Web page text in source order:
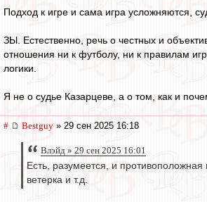
Подход к игре и сама игра усложняются,
ЗЫ. Естественно, речь о честных и
отношения ни к футболу, ни к правилам
логики.
Я не о судье Казарцеве, а о том, как и
# Bestguy » 29 сен 2025 16:18
Влэйд » 29 сен 2025 16:01
Есть, разумеется, и
ветерка и т.д.